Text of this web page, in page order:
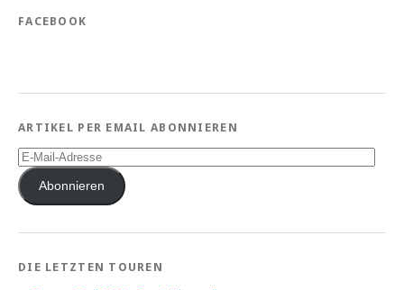
FACEBOOK
ARTIKEL PER EMAIL ABONNIEREN
E-
Mail-
AdresseAbonnieren
DIE LETZTEN TOUREN